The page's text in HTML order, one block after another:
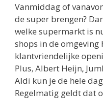
Vanmiddag of
de super brengen?
welke supermarkt is
shops in de omgeving
klantvriendelijke
Plus, Albert Heijn,
Aldi kun je de hele
Regelmatig geldt dat